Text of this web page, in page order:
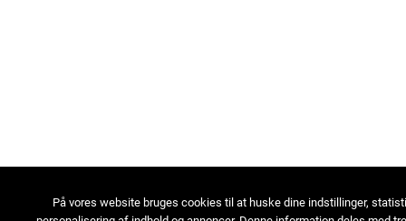
På vores website bruges cookies til at huske dine indstillinger,